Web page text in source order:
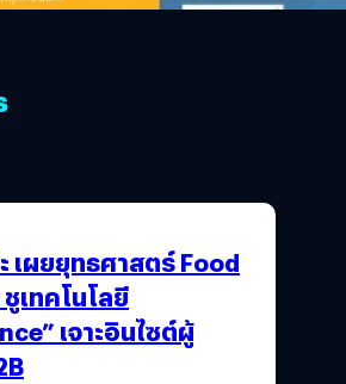
เผยยุทธศาสตร์ Food
เทคโนโลยี
เจาะอินไซต์ผู้